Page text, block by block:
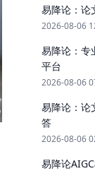
易降论：论
2026-08-06
易降论：专
平台
2026-08-06
易降论：论
答
2026-08-06
易降论